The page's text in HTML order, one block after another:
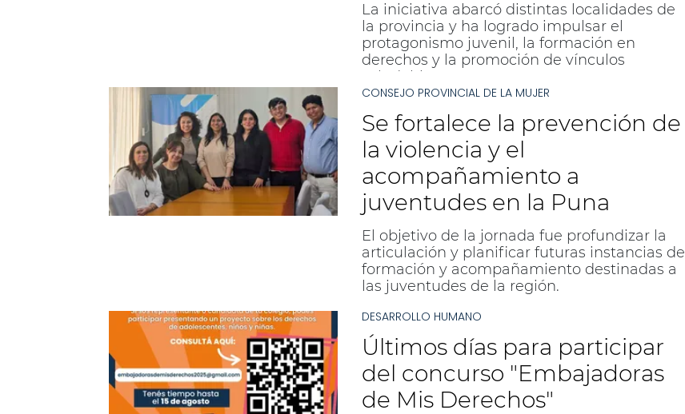
La iniciativa abarcó distintas localidades de
la provincia y ha logrado impulsar el
protagonismo juvenil, la formación en
derechos y la promoción de vínculos
saludables.
CONSEJO PROVINCIAL DE LA MUJER
Se fortalece la prevención de
la violencia y el
acompañamiento a
juventudes en la Puna
El objetivo de la jornada fue profundizar la
articulación y planificar futuras instancias de
formación y acompañamiento destinadas a
las juventudes de la región.
DESARROLLO HUMANO
Últimos días para participar
del concurso "Embajadoras
de Mis Derechos"